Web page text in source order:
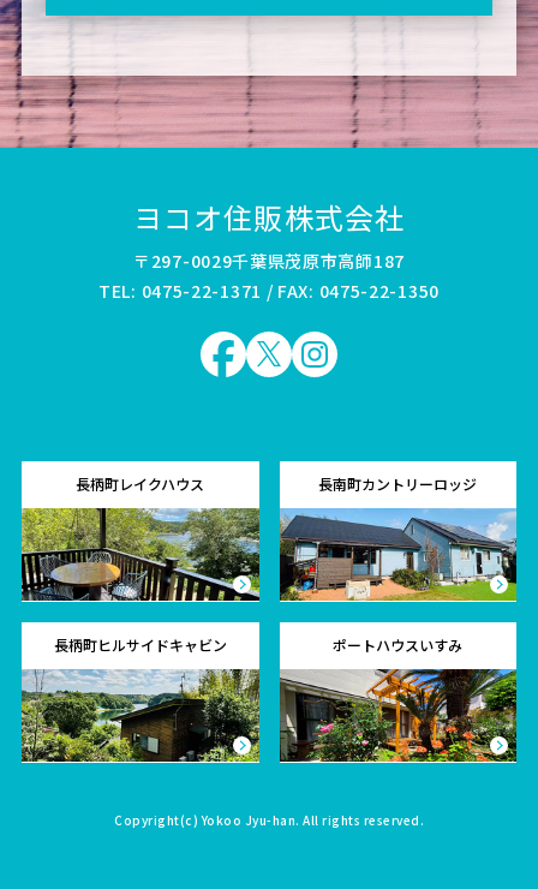
ヨコオ住販株式会社
〒297-0029千葉県茂原市高師187
TEL: 0475-22-1371 / FAX: 0475-22-1350
長柄町レイクハウス 長南町カントリーロッジ
長柄町ヒルサイドキャビン ポートハウスいすみ
Copyright(c)Yokoo Jyu-han. All rights reserved.